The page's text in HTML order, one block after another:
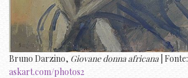
Bruno Darzino, Giovane donna africana | Fonte:
askart.com/photos2